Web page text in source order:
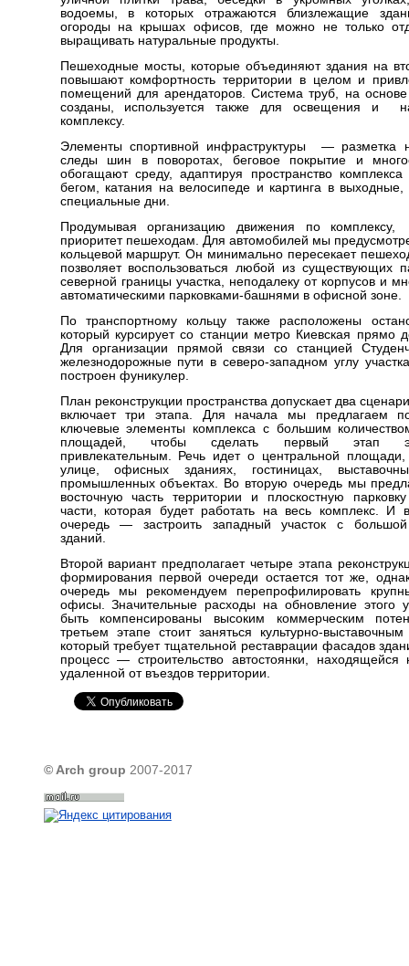
водоемы, в которых отражаются близлежащие
огороды на крышах офисов, где можно не только
выращивать натуральные продукты.
Пешеходные мосты, которые объединяют здания на
повышают комфортность территории в целом и
помещений для арендаторов. Система труб, на
созданы, используется также для освещения и
комплексу.
Элементы спортивной инфраструктуры — разметка
следы шин в поворотах, беговое покрытие и
обогащают среду, адаптируя пространство
бегом, катания на велосипеде и картинга в
специальные дни.
Продумывая организацию движения по
приоритет пешеходам. Для автомобилей мы
кольцевой маршрут. Он минимально пересекает
позволяет воспользоваться любой из существующих
северной границы участка, неподалеку от корпусов и
автоматическими парковками-башнями в офисной зоне.
По транспортному кольцу также расположены
который курсирует со станции метро Киевская прямо
Для организации прямой связи со станцией
железнодорожные пути в северо-западном углу
построен фуникулер.
План реконструкции пространства допускает два
включает три этапа. Для начала мы предлагаем
ключевые элементы комплекса с большим
площадей, чтобы сделать первый этап
привлекательным. Речь идет о центральной
улице, офисных зданиях, гостиницах,
промышленных объектах. Во вторую очередь мы
восточную часть территории и плоскостную
части, которая будет работать на весь комплекс. И
очередь — застроить западный участок с большой
зданий.
Второй вариант предполагает четыре этапа
формирования первой очереди остается тот же,
очередь мы рекомендуем перепрофилировать
офисы. Значительные расходы на обновление этого
быть компенсированы высоким коммерческим
третьем этапе стоит заняться культурно-
который требует тщательной реставрации фасадов
процесс — строительство автостоянки, находящейся
удаленной от въездов территории.
© Arch group 2007-2017